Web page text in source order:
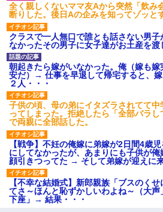
全く親しくないママ友Aから突然「飲み
断りした。後日Aの企みを知ってゾッと
クラスで一人無口で誰とも話さない男
なかったその男子に女子達がお土産を
朝起きたら嫁がいなかった。俺（嫁も
安だ）→ 仕事を早退して帰宅すると、
２人・・・
子供の頃、母の弟にイタズラされてて
ってしまった。拒絶したら「全部バラ
で両親に全部話した。
【戦争】不妊の俺嫁に弟嫁が2日間4歳
にしてなかったが、あまりにも子供が
顔引きつってた → そして弟嫁が迎えに
【不幸な結婚式】新郎親族「ブスのく
てさ～ほんと恥ずかしいわよね～（大
下座」→ 結果・・・